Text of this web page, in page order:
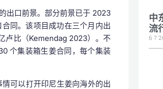
出口前景。部分前景已于 2023
同。该项目成功在三个月内出
卢比（Kemendag 2023）。不
个集装箱生姜合同，每个集装
可以打开印尼生姜向海外的出
中
流
6 ?